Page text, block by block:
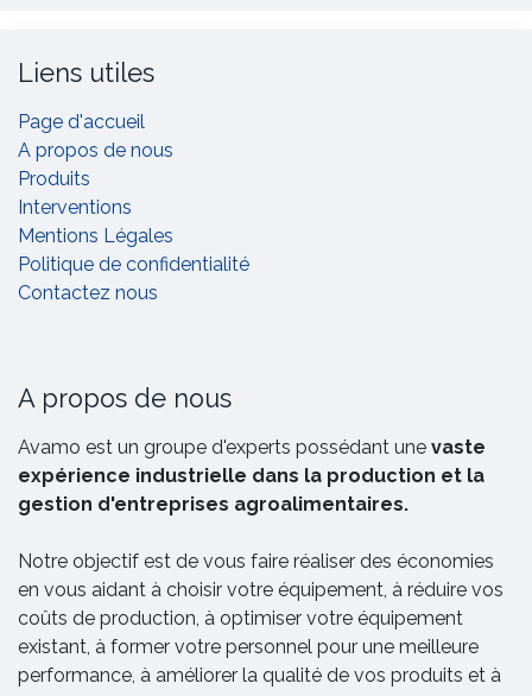
Liens utiles
Page d'accueil
A propos de nous
Produits
Interventions
Mentions Légales
Politique de confidentialité
Contactez nous
A propos de nous
Avamo est un groupe d'experts possédant une vaste
expérience industrielle dans la production et la
gestion d'entreprises agroalimentaires.
Notre objectif est de vous faire réaliser des économies
en vous aidant à choisir votre équipement, à réduire vos
coûts de production, à optimiser votre équipement
existant, à former votre personnel pour une meilleure
performance, à améliorer la qualité de vos produits et à